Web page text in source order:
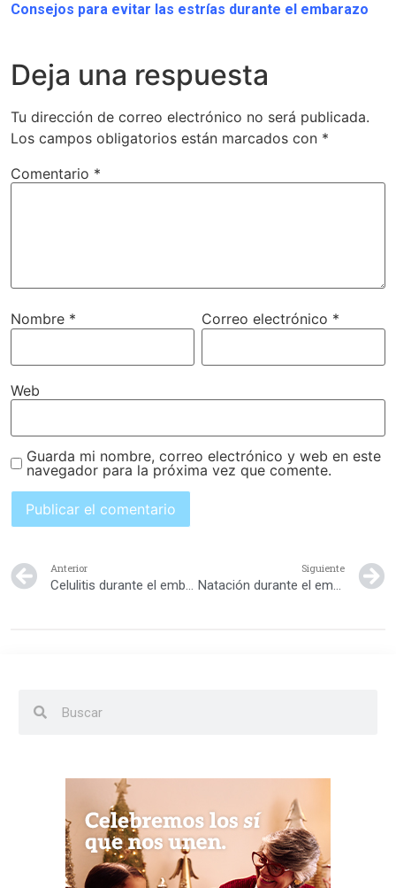
Consejos para evitar las estrías durante el embarazo
Deja una respuesta
Tu dirección de correo electrónico no será publicada.
Los campos obligatorios están marcados con *
Comentario *
Nombre * Correo electrónico *
Web
Guarda mi nombre, correo electrónico y web en este
navegador para la próxima vez que comente.
Anterior
Celulitis durante el embarazo
Siguiente
Natación durante el embarazo